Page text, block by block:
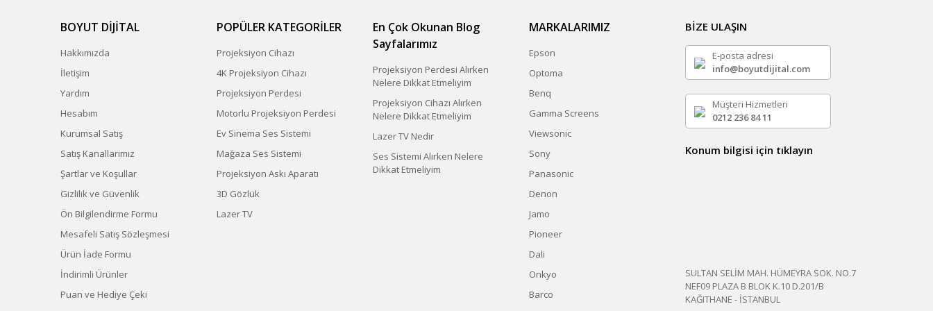
BOYUT DİJİTAL
Hakkımızda
İletişim
Yardım
Hesabım
Kurumsal Satış
Satış Kanallarımız
Şartlar ve Koşullar
Gizlilik ve Güvenlik
Ön Bilgilendirme Formu
Mesafeli Satış Sözleşmesi
Ürün İade Formu
İndirimli Ürünler
Puan ve Hediye Çeki
POPÜLER KATEGORİLER
Projeksiyon Cihazı
4K Projeksiyon Cihazı
Projeksiyon Perdesi
Motorlu Projeksiyon Perdesi
Ev Sinema Ses Sistemi
Mağaza Ses Sistemi
Projeksiyon Askı Aparatı
3D Gözlük
Lazer TV
En Çok Okunan Blog
Sayfalarımız
Projeksiyon Perdesi Alırken
Nelere Dikkat Etmeliyim
Projeksiyon Cihazı Alırken
Nelere Dikkat Etmeliyim
Lazer TV Nedir
Ses Sistemi Alırken Nelere
Dikkat Etmeliyim
MARKALARIMIZ
Epson
Optoma
Benq
Gamma Screens
Viewsonic
Sony
Panasonic
Denon
Jamo
Pioneer
Dali
Onkyo
Barco
BİZE ULAŞIN
E-posta adresi
info@boyutdijital.com
Müşteri Hizmetleri
0212 236 84 11
Konum bilgisi için tıklayın
SULTAN SELİM MAH. HÜMEYRA SOK. NO.7
NEF09 PLAZA B BLOK K.10 D.201/B
KAĞITHANE - İSTANBUL